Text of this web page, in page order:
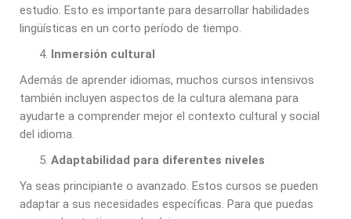
estudio. Esto es importante para desarrollar habilidades
lingüísticas en un corto período de tiempo.
Inmersión cultural
Además de aprender idiomas, muchos cursos intensivos
también incluyen aspectos de la cultura alemana para
ayudarte a comprender mejor el contexto cultural y social
del idioma.
Adaptabilidad para diferentes niveles
Ya seas principiante o avanzado. Estos cursos se pueden
adaptar a sus necesidades específicas. Para que puedas